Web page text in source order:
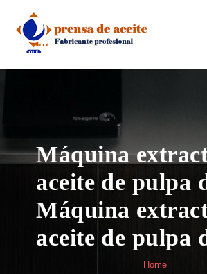
content
Máquina
aceite de pulpa
Máquina
aceite de pulpa
Home